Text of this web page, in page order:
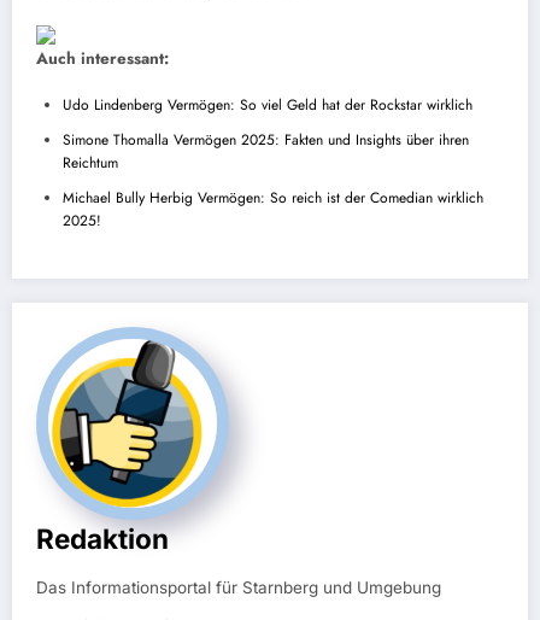
Auch interessant:
Udo Lindenberg Vermögen: So viel Geld hat der Rockstar wirklich
Simone Thomalla Vermögen 2025: Fakten und Insights über ihren
Reichtum
Michael Bully Herbig Vermögen: So reich ist der Comedian wirklich
2025!
Redaktion
Das Informationsportal für Starnberg und Umgebung